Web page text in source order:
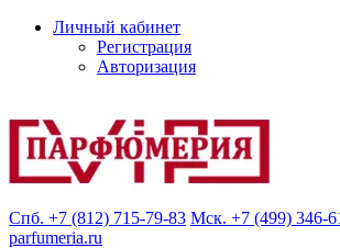
Личный кабинет
Регистрация
Авторизация
Спб. +7 (812) 715-79-83 Мск. +7 (499) 346-
parfumeria.ru